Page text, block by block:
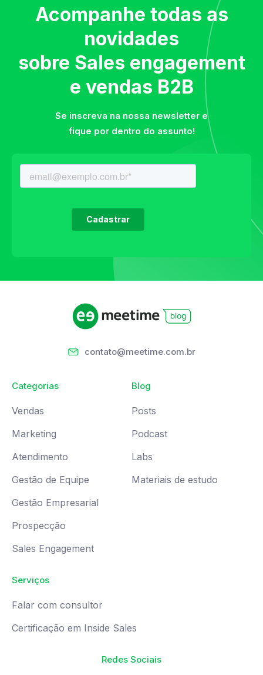
Acompanhe todas as
novidades
sobre Sales engagement
e vendas B2B
Se inscreva na nossa newsletter e
fique por dentro do assunto!
contato@meetime.com.br
Categorias
Vendas
Marketing
Atendimento
Gestão de Equipe
Gestão Empresarial
Prospecção
Sales Engagement
Blog
Posts
Podcast
Labs
Materiais de estudo
Serviços
Falar com consultor
Certificação em Inside Sales
Redes Sociais